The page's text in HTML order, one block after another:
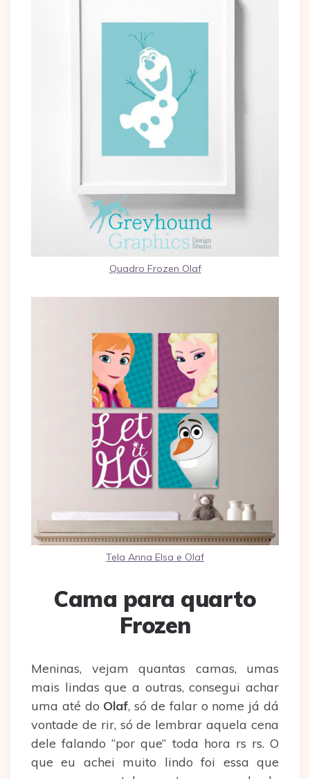
Quadro Frozen Olaf
Tela Anna Elsa e Olaf
Cama para quarto
Frozen
Meninas, vejam quantas camas, umas
mais lindas que a outras, consegui achar
uma até do Olaf, só de falar o nome já dá
vontade de rir, só de lembrar aquela cena
dele falando “por que” toda hora rs rs. O
que eu achei muito lindo foi essa que